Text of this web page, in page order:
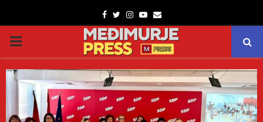
Facebook
TwitterInstagram
Youtube
Email
PRIMARY
MENU